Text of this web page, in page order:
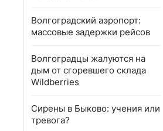
Волгоградский аэропорт:
массовые задержки рейсов
Волгоградцы жалуются на
дым от сгоревшего склада
Wildberries
Сирены в Быково: учения или
тревога?